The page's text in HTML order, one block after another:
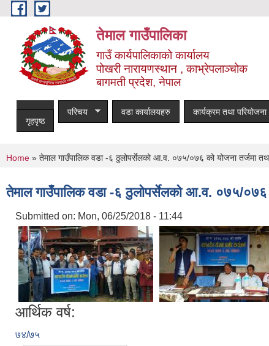
Skip to main content
तेमाल गाउँपालिका
गाउँ कार्यपालिकाको कार्यालय
पोखरी नारायणस्थान , काभ्रेपलाञ्चोक ‌‌‍‍‍‍‍‍
बागमती प्रदेश, नेपाल
गृहपृष्ठ
परिचय वडा कार्यालयहरु कार्यक्रम तथा परियोजना
You are here
Home » तेमाल गाउँपालिक वडा -६ ठुलोपर्सेलको आ.व. ०७५/०७६ को योजना तर्जमा
तेमाल गाउँपालिक वडा -६ ठुलोपर्सेलको आ.व. ०७५/०७६
Submitted on: Mon, 06/25/2018 - 11:44
आर्थिक वर्ष:
७४/७५